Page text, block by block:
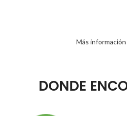
Más
DONDE